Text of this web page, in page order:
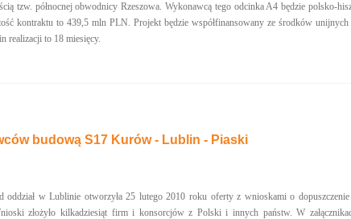
tzw. północnej obwodnicy Rzeszowa. Wykonawcą tego odcinka A4 będzie polsko-
kontraktu to 439,5 mln PLN. Projekt będzie współfinansowany ze środków unijnych
realizacji to 18 miesięcy.
budową S17 Kurów - Lublin - Piaski
w Lublinie otworzyła 25 lutego 2010 roku oferty z wnioskami o
złożyło kilkadziesiąt firm i konsorcjów z Polski i innych państw. W